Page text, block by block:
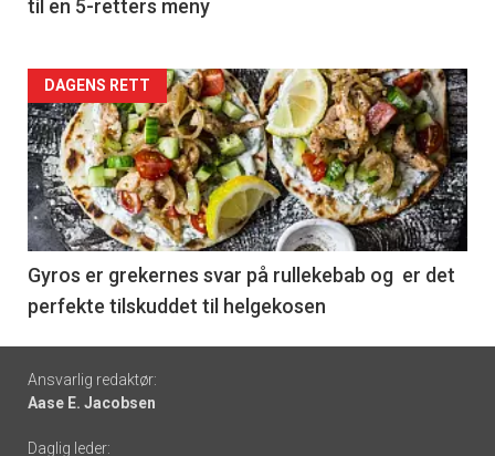
til en 5-retters meny
Forsiden
akkurat
nå
-
6
DAGENS RETT
Gyros er grekernes svar på rullekebab og er det
perfekte tilskuddet til helgekosen
Footer
-
Ansvarlig redaktør:
Aase E. Jacobsen
Daglig leder: